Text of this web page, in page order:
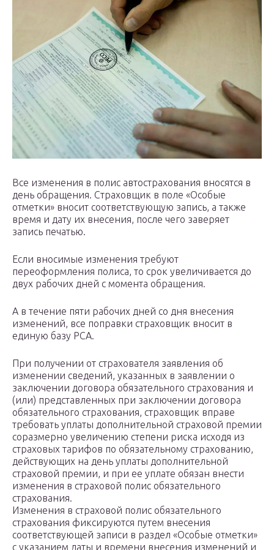
Все изменения в полис автострахования вносятся в
день обращения. Страховщик в поле «Особые
отметки» вносит соответствующую запись, а также
время и дату их внесения, после чего заверяет
запись печатью.
Если вносимые изменения требуют
переоформления полиса, то срок увеличивается до
двух рабочих дней с момента обращения.
А в течение пяти рабочих дней со дня внесения
изменений, все поправки страховщик вносит в
единую базу РСА.
При получении от страхователя заявления об
изменении сведений, указанных в заявлении о
заключении договора обязательного страхования и
(или) представленных при заключении договора
обязательного страхования, страховщик вправе
требовать уплаты дополнительной страховой премии
соразмерно увеличению степени риска исходя из
страховых тарифов по обязательному страхованию,
действующих на день уплаты дополнительной
страховой премии, и при ее уплате обязан внести
изменения в страховой полис обязательного
страхования.
Изменения в страховой полис обязательного
страхования фиксируются путем внесения
соответствующей записи в раздел «Особые отметки»
с указанием даты и времени внесения изменений и